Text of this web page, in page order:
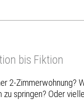
bis Fiktion
2-Zimmerwohnung?
springen? Oder